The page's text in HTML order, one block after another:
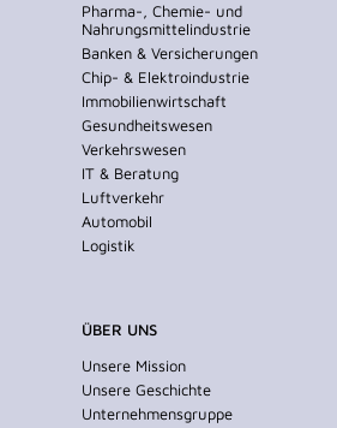
Pharma-, Chemie- und
Nahrungsmittelindustrie
Banken & Versicherungen
Chip- & Elektroindustrie
Immobilienwirtschaft
Gesundheitswesen
Verkehrswesen
IT & Beratung
Luftverkehr
Automobil
Logistik
ÜBER UNS
Unsere Mission
Unsere Geschichte
Unternehmensgruppe